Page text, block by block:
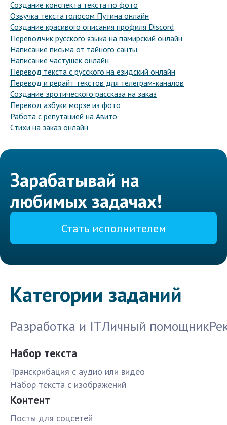
Создание конспекта текста по фото
Озвучка текста голосом Путина онлайн
Создание красивого описания профиля Discord
Переводчик русского языка на памирский онлайн
Написание письма от тайного санты
Написание частушек онлайн
Перевод текста с русского на езидский онлайн
Перевод и рерайт текстов для телеграм-каналов
Создание эротического рассказа на заказ
Перевод азбуки морзе из фото
Работа с репутацией на Авито
Стихи на заказ онлайн
Зарабатывай на
любимых задачах!
Стать исполнителем
Категории заданий
Разработка и ITЛичный помощник
Набор текста
Транскрибация с аудио или видео
Набор текста с изображений
Контент
Посты для соцсетей